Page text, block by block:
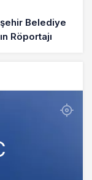
Belediye
Röportajı